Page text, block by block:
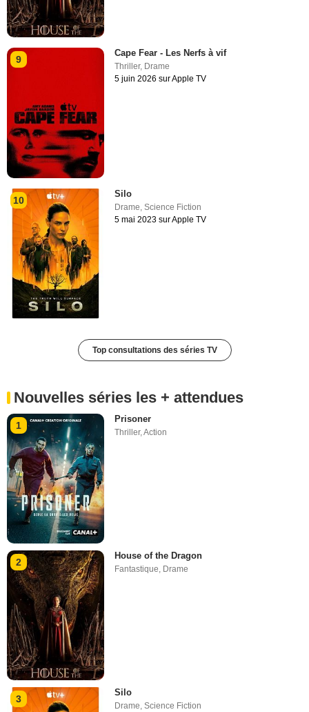
9
Cape Fear - Les Nerfs à vif
Thriller, Drame
5 juin 2026 sur Apple TV
10
Silo
Drame ,Science Fiction
5 mai 2023 sur Apple TV
Top consultations des séries TV
Nouvelles séries les + attendues
1
Prisoner
Thriller,Action
2
House of the Dragon
Fantastique, Drame
3
Silo
Drame,Science Fiction